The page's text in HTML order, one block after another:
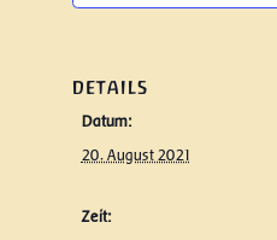
DETAILS
Datum:
20. August 2021
Zeit: